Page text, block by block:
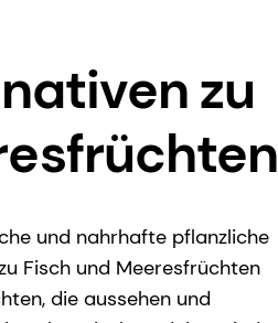
zu
und nahrhafte pflanzliche
Fisch und Meeresfrüchten
die aussehen und